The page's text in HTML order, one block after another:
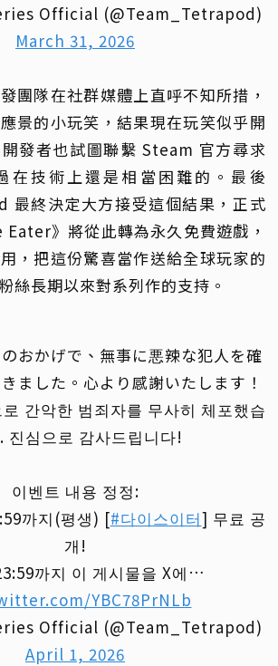
Official (@Team_Tetrapod)
March 31, 2026
團隊在社群媒體上直呼不知所措，
景的小玩笑，結果現在玩笑似乎開
發者也試圖聯繫 Steam 官方尋求
在技術上還是相當困難的。最後
最終決定大方接受這個結果，正式
》將從此轉為永久免費遊戲，
，把這份驚喜當作送給全球玩家的
絲長期以來對系列作的支持。
おかげで、無事に悪辣な犯人を確
ました。心より感謝いたします！
간악한 범죄자를 무사히 체포했습
진심으로 감사드립니다!
이벤트 내용 정정:
까지(평생) [#다이스이터] 무료 공
개!
까지 이 게시물을 X에…
YBC78PrNLb
Official (@Team_Tetrapod)
April 1, 2026